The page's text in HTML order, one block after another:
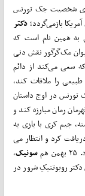
شخصیت جک تورنس
بازمی‌­گردد؛ دکتر
به همین نام است که
مک‌گرگور نقش دنی
سعی می­‌کند از دائم
را ملاقات کند،
تورنس در اوج داستان
رمان مبارزه کند و
جیم کری با بازی به­‌
کرد و انتظار می­‌
سونیک،
روبوتنیکِ شرور در